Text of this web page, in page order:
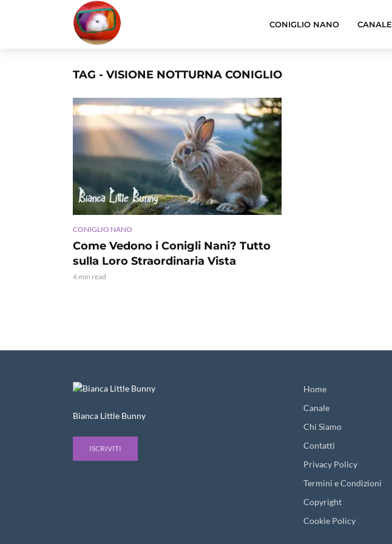
CONIGLIO NANO CANALE
TAG - VISIONE NOTTURNA CONIGLIO
CONIGLIO NANO
Come Vedono i Conigli Nani? Tutto
sulla Loro Straordinaria Vista
4 min read
Bianca Little Bunny
ISCRIVITI
Home
Canale
Chi Siamo
Contatti
Privacy Policy
Termini e Condizioni
Copyright
Cookie Policy